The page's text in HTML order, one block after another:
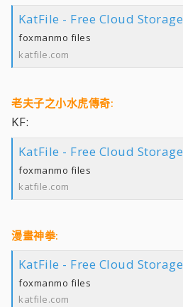
KatFile - Free Cloud Storage
foxmanmo files
katfile.com
老夫子之小水虎傳奇:
KF:
KatFile - Free Cloud Storage
foxmanmo files
katfile.com
漫畫神拳:
KatFile - Free Cloud Storage
foxmanmo files
katfile.com